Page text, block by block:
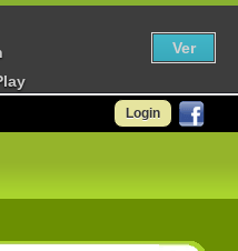
Login
Ver